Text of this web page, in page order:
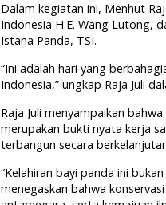
Dalam kegiatan ini, Menhut
Indonesia H.E. Wang Lutong,
Istana Panda, TSI.
“Ini adalah hari yang
Indonesia,” ungkap Raja Juli
Raja Juli menyampaikan
merupakan bukti nyata kerja
terbangun secara
“Kelahiran bayi panda ini
menegaskan bahwa